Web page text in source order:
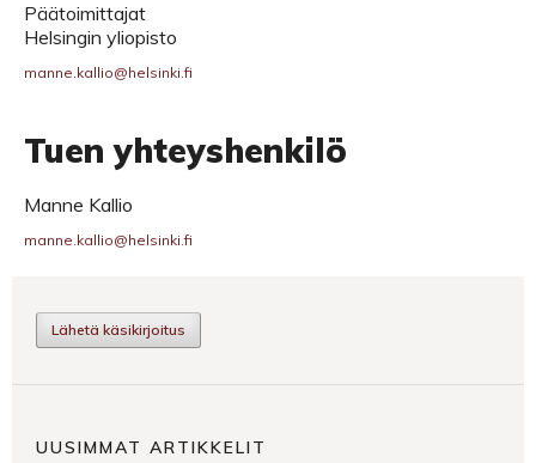
Päätoimittajat
Helsingin yliopisto
manne.kallio@helsinki.fi
Tuen yhteyshenkilö
Manne Kallio
manne.kallio@helsinki.fi
Lähetä käsikirjoitus
UUSIMMAT ARTIKKELIT